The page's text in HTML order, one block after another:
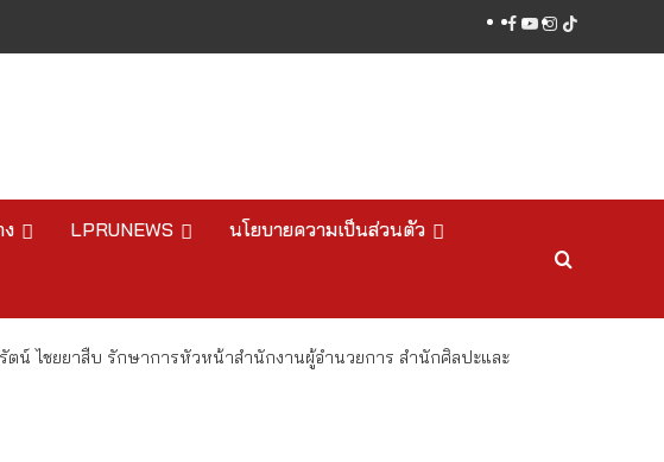
facebook
youtube
instagram
tiktok
LPRUNEWS นโยบายความเป็นส่วนตัว
น์ ไชยยาสืบ รักษาการหัวหน้าสำนักงานผู้อำนวยการ สำนักศิลปะและ